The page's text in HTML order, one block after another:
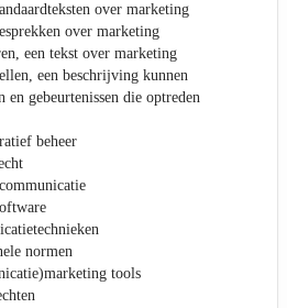
over marketing
over marketing
een tekst over marketing
een beschrijving kunnen
en gebeurtenissen die optreden
beheer
normen
tools